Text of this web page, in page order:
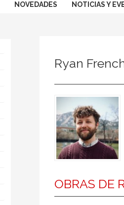
NOVEDADES NOTICIAS Y
Ryan
OBRAS DE